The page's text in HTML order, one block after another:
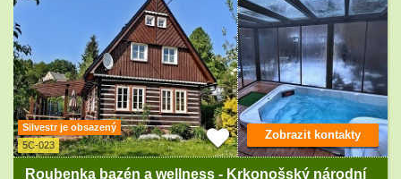
Silvestr je obsazený
5C-023
Roubenka bazén a wellness - Krkonošský národní
Zobrazit kontakty